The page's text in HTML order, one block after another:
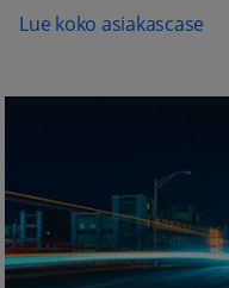
Lue koko asiakascase